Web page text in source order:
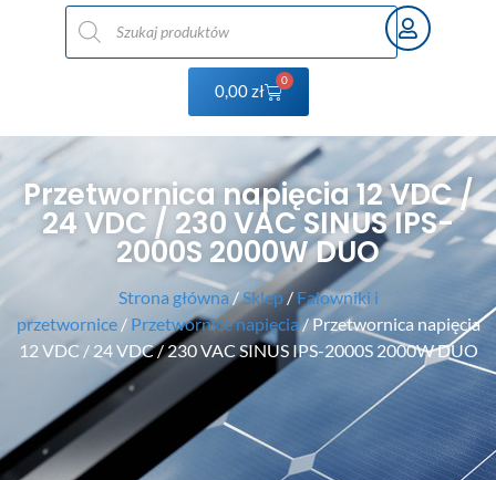
0,00zł
0
Przetwornica napięcia 12 VDC /
24 VDC / 230 VAC SINUS IPS-
2000S 2000W DUO
Strona główna/Sklep/ Falowniki i
przetwornice/ Przetwornice napięcia/ Przetwornica napięcia
12 VDC / 24 VDC / 230 VAC SINUS IPS-2000S 2000W DUO